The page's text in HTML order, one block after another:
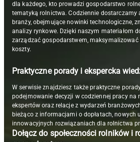
dla każdego, kto prowadzi gospodarstwo
tematyką rolnictwa. Codziennie dostarczamy
branży, obejmujące nowinki technologiczne,
analizy rynkowe. Dzięki naszym materiałom
zarządzać gospodarstwem,
koszty.
Praktyczne porady i ekspercka
W serwisie znajdziesz także praktyczne
podejmowanie decyzji w codziennej pracy na
ekspertów oraz relacje z wydarzeń
bieżąco z informacjami o dopłatach, nowych
innowacyjnych rozwiązaniach dla rolnictwa
Dołącz do społeczności rolników i